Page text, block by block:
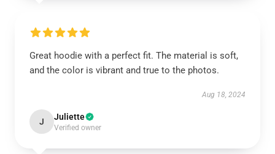
Great hoodie with a perfect fit. The material is soft,
and the color is vibrant and true to the photos.
Aug 18, 2024
J Juliette
Verified owner